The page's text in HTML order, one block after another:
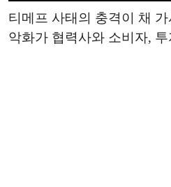
티메프 사태의 충격이 채
악화가 협력사와 소비자,